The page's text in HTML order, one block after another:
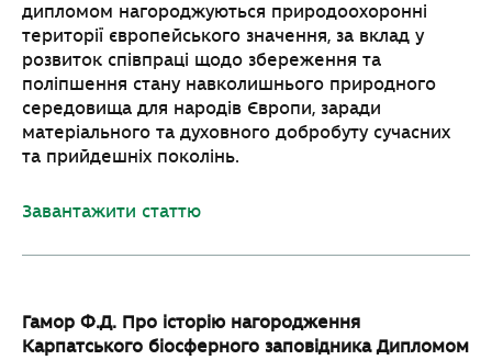
дипломом нагороджуються природоохоронні
території європейського значення, за вклад у
розвиток співпраці щодо збереження та
поліпшення стану навколишнього природного
середовища для народів Європи, заради
матеріального та духовного добробуту сучасних
та прийдешніх поколінь.
Завантажити статтю
Гамор Ф.Д. Про історію нагородження
Карпатського біосферного заповідника Дипломом